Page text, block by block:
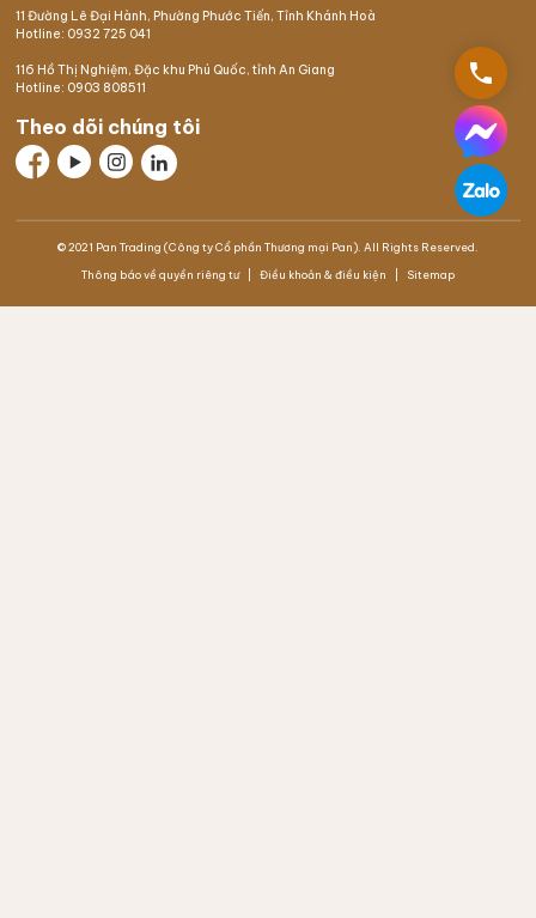
11 Đường Lê Đại Hành, Phường Phước Tiến, Tỉnh Khánh Hoà
Hotline: 0932 725 041
116 Hồ Thị Nghiệm, Đặc khu Phú Quốc, tỉnh An Giang
Hotline: 0903 808511
Theo dõi chúng tôi
© 2021 Pan Trading (Công ty Cổ phần Thương mại Pan). All Rights Reserved.
Thông báo về quyền riêng tư Điều khoản & điều kiện Sitemap
phone